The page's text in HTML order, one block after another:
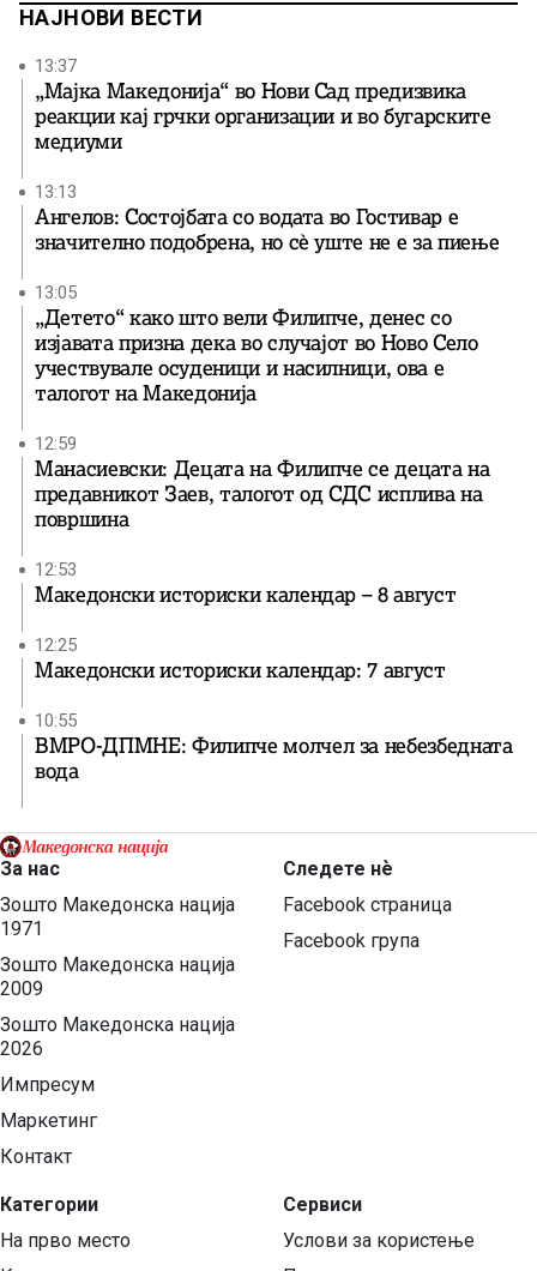
НАЈНОВИ ВЕСТИ
13:37
„Мајка Македонија“ во Нови Сад предизвика
реакции кај грчки организации и во бугарските
медиуми
13:13
Ангелов: Состојбата со водата во Гостивар е
значително подобрена, но сè уште не е за пиење
13:05
„Детето“ како што вели Филипче, денес со
изјавата призна дека во случајот во Ново Село
учествувале осуденици и насилници, ова е
талогот на Македонија
12:59
Манасиевски: Децата на Филипче се децата на
предавникот Заев, талогот од СДС исплива на
површина
12:53
Македонски историски календар – 8 август
12:25
Македонски историски календар: 7 август
10:55
ВМРО-ДПМНЕ: Филипче молчел за небезбедната
вода
За нас
Зошто Македонска нација
1971
Зошто Македонска нација
2009
Зошто Македонска нација
2026
Импресум
Маркетинг
Контакт
Категории
На прво место
Следете нѐ
Facebook страница
Facebook група
Сервиси
Услови за користење